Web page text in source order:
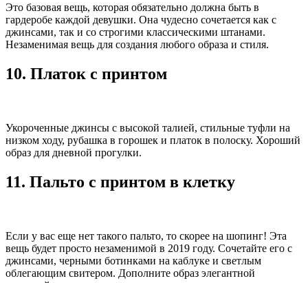
Это базовая вещь, которая обязательно должна быть в
гардеробе каждой девушки. Она чудесно сочетается как с
джинсами, так и со строгими классическими штанами.
Незаменимая вещь для создания любого образа и стиля.
10. Платок с принтом
Укороченные джинсы с высокой талией, стильные туфли на
низком ходу, рубашка в горошек и платок в полоску. Хороший
образ для дневной прогулки.
11. Пальто с принтом в клетку
Если у вас еще нет такого пальто, то скорее на шопинг! Эта
вещь будет просто незаменимой в 2019 году. Сочетайте его с
джинсами, черными ботинками на каблуке и светлым
облегающим свитером. Дополните образ элегантной